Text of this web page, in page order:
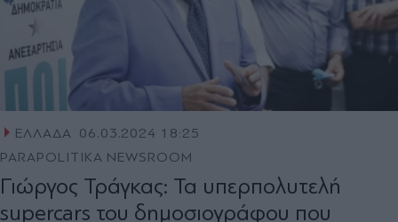
ΕΛΛΑΔΑ
06.03.2024 18:25
PARAPOLITIKA NEWSROOM
Γιώργος Τράγκας: Τα υπερπολυτελή
supercars του δημοσιογράφου που